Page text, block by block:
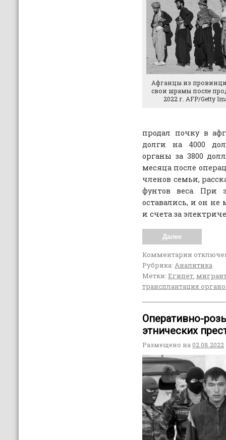
Афганцы из
свои шрамы после
2022 г. AFP/Getty
продал почку в
долги на 4000
органы за 3800
месяца после
членов семьи,
фунтов веса. При
оставались, и он
и счета за
Далее
Комментарии
Рубрика: Аналитика
Метки: Египет,
трансплантация
Оперативно-
этнических
Размещено на 02.08.2022